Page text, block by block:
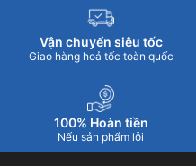
Vận chuyển siêu tốc
Giao hàng hoả tốc toàn quốc
100% Hoàn tiền
Nếu sản phẩm lỗi